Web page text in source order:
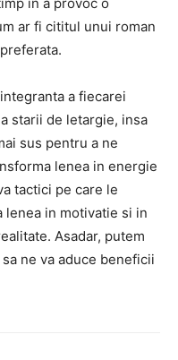
ar fi cititul unui roman
a fiecarei
starii de letargie, insa
sus pentru a ne
lenea in energie
tactici pe care le
in motivatie si in
Asadar, putem
ne va aduce beneficii